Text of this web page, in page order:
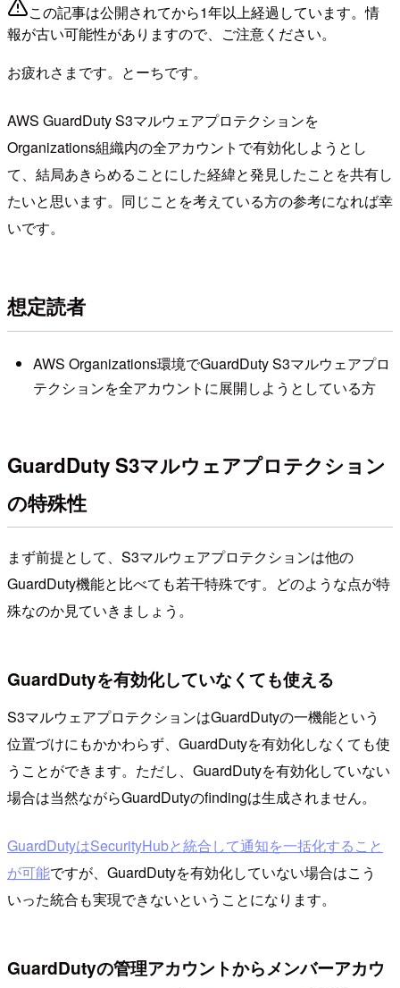
この記事は公開されてから1年以上経過しています。情
報が古い可能性がありますので、ご注意ください。
お疲れさまです。とーちです。
AWS GuardDuty S3マルウェアプロテクションを
Organizations組織内の全アカウントで有効化しようとし
て、結局あきらめることにした経緯と発見したことを共有し
たいと思います。同じことを考えている方の参考になれば幸
いです。
想定読者
AWS Organizations環境でGuardDuty S3マルウェアプロ
テクションを全アカウントに展開しようとしている方
GuardDuty S3マルウェアプロテクション
の特殊性
まず前提として、S3マルウェアプロテクションは他の
GuardDuty機能と比べても若干特殊です。どのような点が特
殊なのか見ていきましょう。
GuardDutyを有効化していなくても使える
S3マルウェアプロテクションはGuardDutyの一機能という
位置づけにもかかわらず、GuardDutyを有効化しなくても使
うことができます。ただし、GuardDutyを有効化していない
場合は当然ながらGuardDutyのfindingは生成されません。
GuardDutyはSecurityHubと統合して通知を一括化すること
が可能ですが、GuardDutyを有効化していない場合はこう
いった統合も実現できないということになります。
GuardDutyの管理アカウントからメンバーアカウ